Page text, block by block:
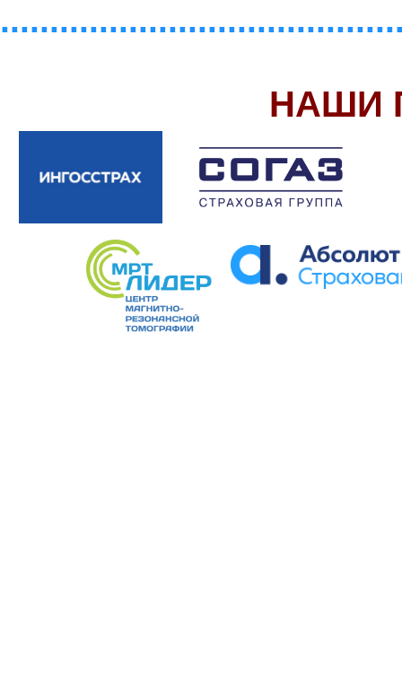
НАШИ